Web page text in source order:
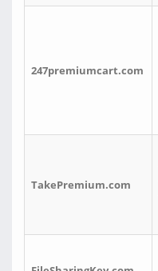
247premiumcart.com
TakePremium.com